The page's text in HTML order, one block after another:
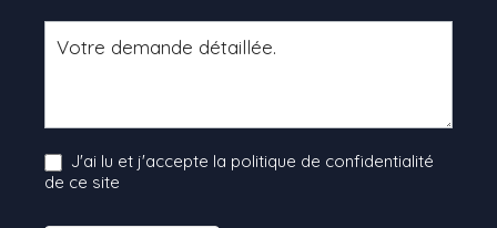
J'ai lu et j'accepte la politique de confidentialité
de ce site